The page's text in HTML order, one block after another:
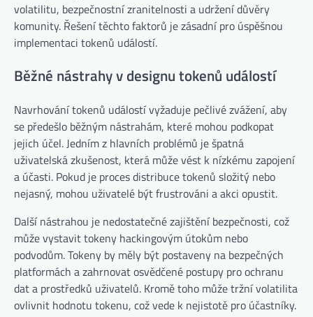
volatilitu, bezpečnostní zranitelnosti a udržení důvěry
komunity. Řešení těchto faktorů je zásadní pro úspěšnou
implementaci tokenů událostí.
Běžné nástrahy v designu tokenů událostí
Navrhování tokenů událostí vyžaduje pečlivé zvážení, aby
se předešlo běžným nástrahám, které mohou podkopat
jejich účel. Jedním z hlavních problémů je špatná
uživatelská zkušenost, která může vést k nízkému zapojení
a účasti. Pokud je proces distribuce tokenů složitý nebo
nejasný, mohou uživatelé být frustrováni a akci opustit.
Další nástrahou je nedostatečné zajištění bezpečnosti, což
může vystavit tokeny hackingovým útokům nebo
podvodům. Tokeny by měly být postaveny na bezpečných
platformách a zahrnovat osvědčené postupy pro ochranu
dat a prostředků uživatelů. Kromě toho může tržní volatilita
ovlivnit hodnotu tokenu, což vede k nejistotě pro účastníky.